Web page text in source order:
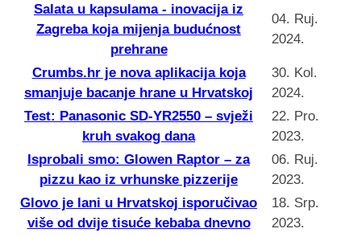
Salata u kapsulama - inovacija iz
Zagreba koja mijenja budućnost
prehrane
04. Ruj.
2024.
Crumbs.hr je nova aplikacija koja
smanjuje bacanje hrane u Hrvatskoj
30. Kol.
2024.
Test: Panasonic SD-YR2550 – svježi
kruh svakog dana
22. Pro.
2023.
Isprobali smo: Glowen Raptor – za
pizzu kao iz vrhunske pizzerije
06. Ruj.
2023.
Glovo je lani u Hrvatskoj isporučivao
više od dvije tisuće kebaba dnevno
18. Srp.
2023.